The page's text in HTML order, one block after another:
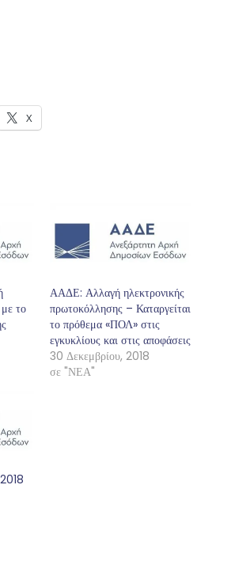
X
το
ΑΑΔΕ: Αλλαγή ηλεκτρονικής
πρωτοκόλλησης – Καταργείται
το πρόθεμα «ΠΟΛ» στις
εγκυκλίους και στις αποφάσεις
30 Δεκεμβρίου, 2018
σε "ΝΕΑ"